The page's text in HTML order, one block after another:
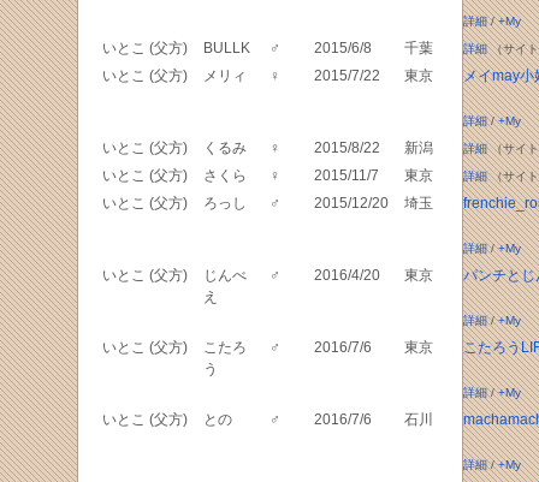
詳細/+My
いとこ (父方) BULLK ♂ 2015/6/8 千葉 詳細（サイト
いとこ (父方) メリィ ♀ 2015/7/22 東京 メイmay小
詳細/+My
いとこ (父方) くるみ ♀ 2015/8/22 新潟 詳細（サイト
いとこ (父方) さくら ♀ 2015/11/7 東京 詳細（サイト
いとこ (父方) ろっし ♂ 2015/12/20 埼玉
詳細/+My
いとこ (父方)
じんべ
え
♂ 2016/4/20 東京 パンチとじ
詳細/+My
いとこ (父方)
こたろ
う
♂ 2016/7/6 東京 こたろう
詳細/+My
いとこ (父方) との ♂ 2016/7/6 石川
詳細/+My